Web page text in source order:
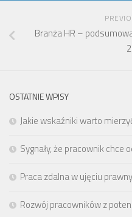
Branża HR –
OSTATNIE WPISY
Jakie wskaźniki warto
Sygnały, że pracownik chce
Praca zdalna w ujęciu
Rozwój pracowników z